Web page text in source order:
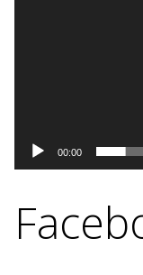
00:00